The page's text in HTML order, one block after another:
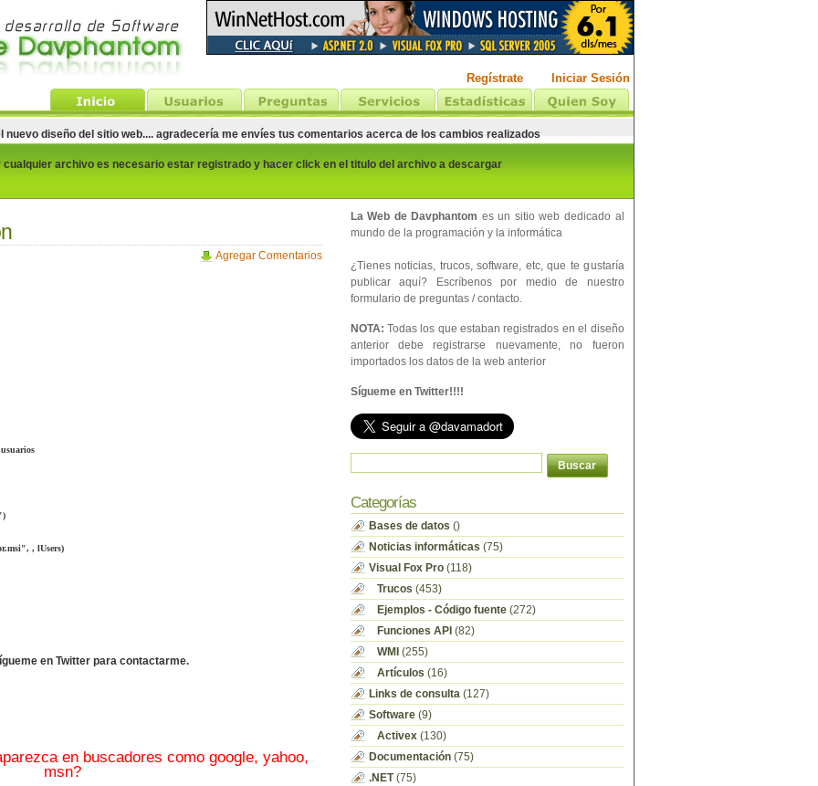
Regístrate Iniciar Sesión
nuevo diseño del sitio web.... agradecería me envíes tus comentarios acerca de los cambios realizados
archivo es necesario estar registrado y hacer click en el titulo del archivo a descargar
Agregar Comentarios
, lUsers)
en Twitter para contactarme.
en buscadores como google, yahoo,
msn?
La Web de Davphantom es un sitio web dedicado al
mundo de la programación y la informática
¿Tienes noticias, trucos, software, etc, que te gustaría
publicar aquí? Escríbenos por medio de nuestro
formulario de preguntas / contacto.
NOTA: Todas los que estaban registrados en el diseño
anterior debe registrarse nuevamente, no fueron
importados los datos de la web anterior
Sígueme en Twitter!!!!
Categorías
Bases de datos ()
Noticias informáticas (75)
Visual Fox Pro(118)
Trucos (453)
Ejemplos - Código fuente(272)
Funciones API (82)
WMI (255)
Artículos (16)
Links de consulta(127)
Software(9)
Activex(130)
Documentación(75)
.NET(75)